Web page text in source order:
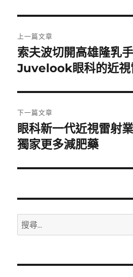
章
導
覽
上一篇文章
上
一
文
章:
索夫波切開高雄隆乳
Juvelook眼科的近視
下一篇文章
下
一
文
眼科新一代近視雷射
獨家更多減肥藥
搜
尋
鍵